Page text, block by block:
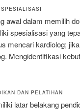
awal dalam memilih
spesialisasi yang
mencari kardiolog;
Mengidentifikasi
DAN PELATIHAN
latar belakang